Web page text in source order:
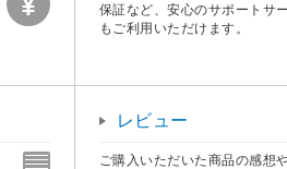
保証など、安心のサポートサ
もご利用いただけます。
レビュー
ご購入いただいた商品の感想